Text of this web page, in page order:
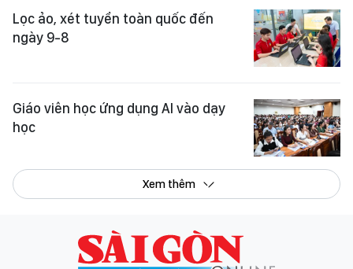
Lọc ảo, xét tuyển toàn quốc đến
ngày 9-8
Giáo viên học ứng dụng AI vào dạy
học
Xem thêm